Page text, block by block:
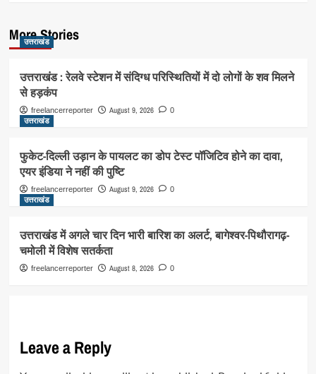
More Stories
उत्तराखंड
उत्तराखंड : रेलवे स्टेशन में संदिग्ध परिस्थितियों में दो लोगों के शव मिलने
से हड़कंप
freelancerreporter August 9, 2026 0
उत्तराखंड
फुकेट-दिल्ली उड़ान के पायलट का डोप टेस्ट पॉजिटिव होने का दावा,
एयर इंडिया ने नहीं की पुष्टि
freelancerreporter August 9, 2026 0
उत्तराखंड
उत्तराखंड में अगले चार दिन भारी बारिश का अलर्ट, बागेश्वर-पिथौरागढ़-
चमोली में विशेष सतर्कता
freelancerreporter August 8, 2026 0
Leave a Reply